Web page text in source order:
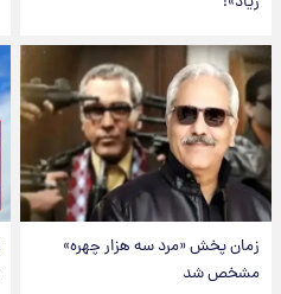
زمان پخش «مرد سه هزار چهره»
مشخص شد